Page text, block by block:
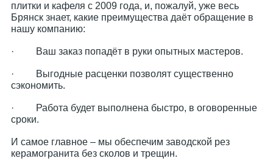
плитки и кафеля с 2009 года, и, пожалуй, уже весь
Брянск знает, какие преимущества даёт обращение в
нашу компанию:
· Ваш заказ попадёт в руки опытных мастеров.
· Выгодные расценки позволят существенно
сэкономить.
· Работа будет выполнена быстро, в оговоренные
сроки.
И самое главное – мы обеспечим заводской рез
керамогранита без сколов и трещин.